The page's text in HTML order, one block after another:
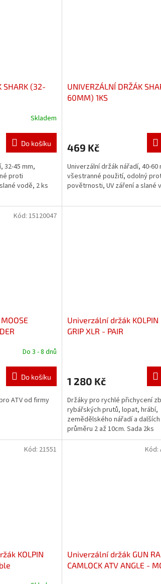
SHARK (32-
Skladem
Do košíku
32-45 mm,
proti
vodě, 2 ks
UNIVERZÁLNÍ DRŽÁK
60MM) 1KS
469 Kč
Univerzální držák nářadí, 40-60
všestranné použití, odolný
povětrnosti, UV záření a slané
Do 3 - 8 dnů
Do košíku
ATV od firmy
Kód: 15120047
Univerzální držák KOLPIN
GRIP XLR - PAIR
1 280 Kč
Držáky pro rychlé přichycení
rybářských prutů, lopat, hrábí,
zemědělského nářadí a
průměru 2 až 10cm. Sada 2ks
KOLPIN
Kód: 21551
Univerzální držák GUN
CAMLOCK ATV ANGLE -
Kód: